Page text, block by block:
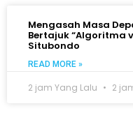
Mengasah Masa
Bertajuk “Algoritma
Situbondo
READ MORE »
2 jam Yang Lalu 2